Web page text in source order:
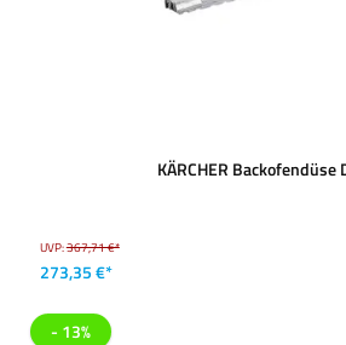
KÄRCHER Backofendüse
UVP:367,71 €*
273,35 €*
- 13%